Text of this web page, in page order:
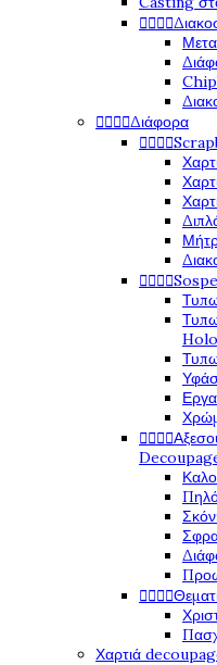

Διάφορα




Χαρτιά